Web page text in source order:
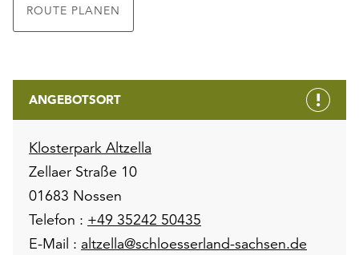
ROUTE PLANEN
ANGEBOTSORT
Klosterpark Altzella
Zellaer Straße 10
01683 Nossen
Telefon : +49 35242 50435
E-Mail : altzella@schloesserland-sachsen.de